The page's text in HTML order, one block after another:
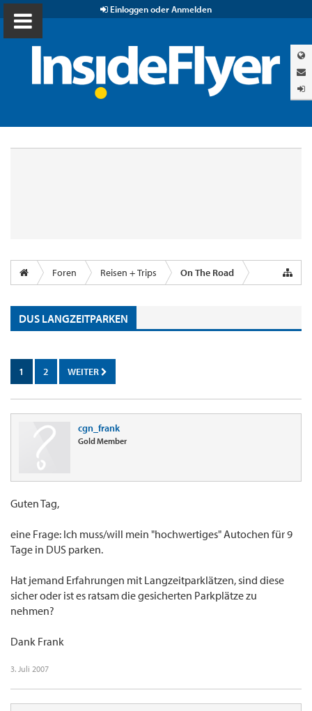
Einloggen oder Anmelden
Foren Reisen + Trips On The Road
DUS LANGZEITPARKEN
1 2 WEITER
cgn_frank
Gold Member
Guten Tag,
eine Frage: Ich muss/will mein "hochwertiges" Autochen für 9
Tage in DUS parken.
Hat jemand Erfahrungen mit Langzeitparklätzen, sind diese
sicher oder ist es ratsam die gesicherten Parkplätze zu
nehmen?
Dank Frank
3. Juli 2007